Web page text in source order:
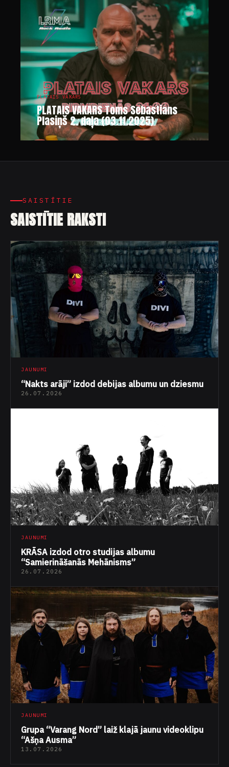
PLATAIS VAKARS
PLATAIS VAKARS Toms Sebastians
Plasiņš 2. daļa (03.11.2025)
SAISTĪTIE
SAISTĪTIE RAKSTI
JAUNUMI
“Nakts arāji” izdod debijas albumu un dziesmu
26.07.2026
JAUNUMI
KRĀSA izdod otro studijas albumu
“Samierināšanās Mehānisms”
26.07.2026
JAUNUMI
Grupa “Varang Nord” laiž klajā jaunu videoklipu
“Ašņa Ausma”
13.07.2026